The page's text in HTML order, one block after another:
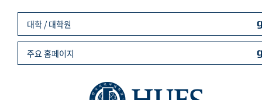
대학 / 대학원
주요 홈페이지